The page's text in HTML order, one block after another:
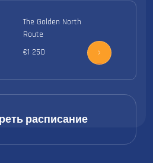
The Golden North
Route
€1 250
расписание